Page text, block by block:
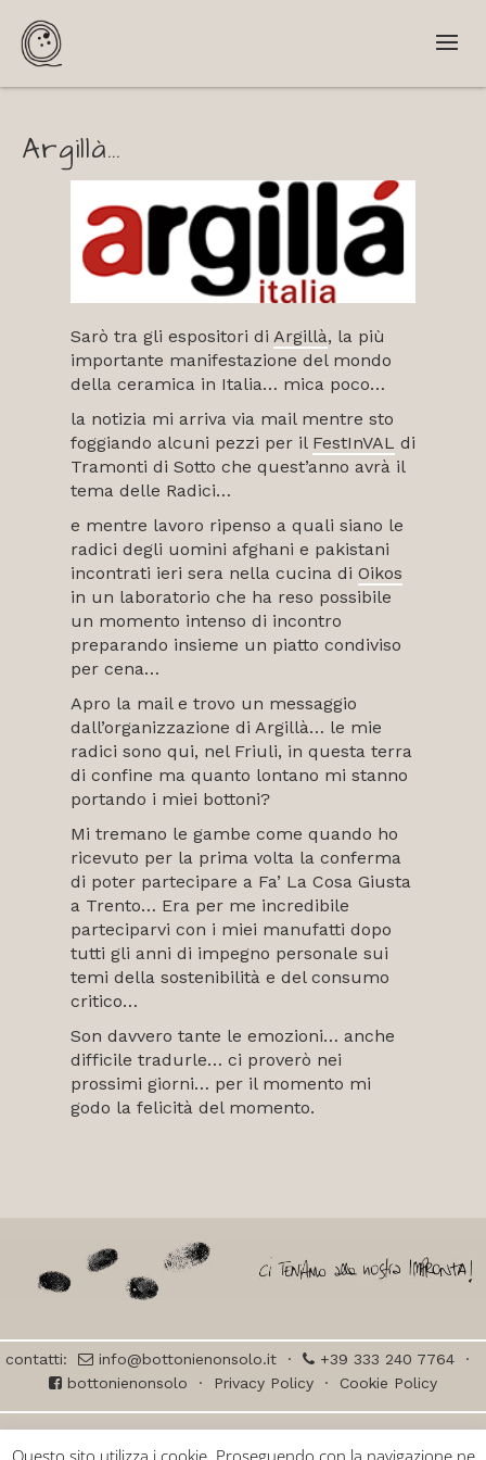
Argillà…
Sarò tra gli espositori di Argillà, la più
importante manifestazione del mondo
della ceramica in Italia… mica poco…
la notizia mi arriva via mail mentre sto
foggiando alcuni pezzi per il FestInVAL di
Tramonti di Sotto che quest’anno avrà il
tema delle Radici…
e mentre lavoro ripenso a quali siano le
radici degli uomini afghani e pakistani
incontrati ieri sera nella cucina di Oikos
in un laboratorio che ha reso possibile
un momento intenso di incontro
preparando insieme un piatto condiviso
per cena…
Apro la mail e trovo un messaggio
dall’organizzazione di Argillà… le mie
radici sono qui, nel Friuli, in questa terra
di confine ma quanto lontano mi stanno
portando i miei bottoni?
Mi tremano le gambe come quando ho
ricevuto per la prima volta la conferma
di poter partecipare a Fa’ La Cosa Giusta
a Trento… Era per me incredibile
parteciparvi con i miei manufatti dopo
tutti gli anni di impegno personale sui
temi della sostenibilità e del consumo
critico…
Son davvero tante le emozioni… anche
difficile tradurle… ci proverò nei
prossimi giorni… per il momento mi
godo la felicità del momento.
contatti: info@bottonienonsolo.it · +39 333 240 7764 ·
bottonienonsolo · Privacy Policy · Cookie Policy
Questo sito utilizza i cookie. Proseguendo con la navigazione ne